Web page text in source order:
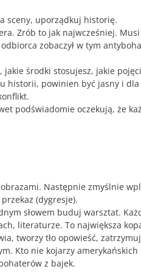
sceny, uporządkuj historię.
Zrób to jak najwcześniej.
zobaczył w tym
środki stosujesz, jakie
historii, powinien być jasny i
podświadomie oczekują, że
Następnie zmyślnie
(dygresje).
słowem buduj warsztat.
literaturze. To największa
tworzy tło opowieść,
Kto nie kojarzy
z bajek.